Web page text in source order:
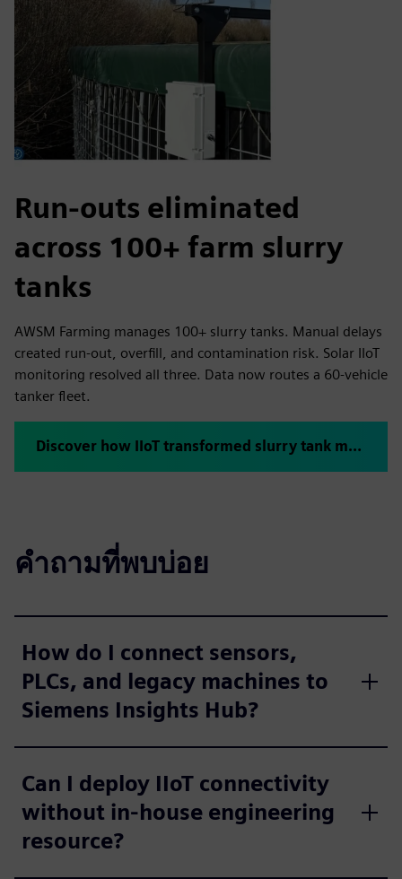
Run-outs eliminated
across 100+ farm slurry
tanks
AWSM Farming manages 100+ slurry tanks. Manual delays
created run-out, overfill, and contamination risk. Solar IIoT
monitoring resolved all three. Data now routes a 60-vehicle
tanker fleet.
Discover how IIoT transformed slurry tank management
คำถามที่พบบ่อย
How do I connect sensors,
PLCs, and legacy machines to
Siemens Insights Hub?
Can I deploy IIoT connectivity
without in-house engineering
resource?